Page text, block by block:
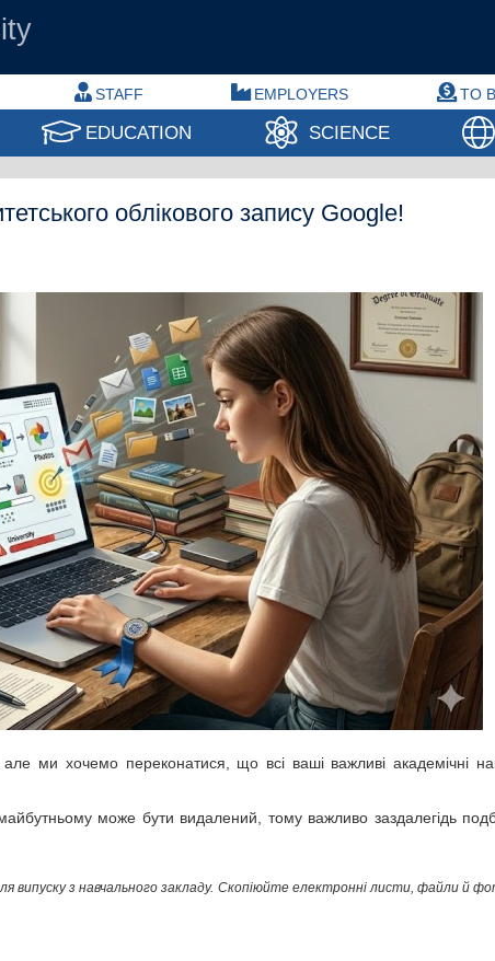
STAFF EMPLOYERS TO
EDUCATION SCIENCE
облікового запису Google!
ми хочемо переконатися, що всі ваші важливі академічні
може бути видалений, тому важливо заздалегідь
випуску з навчального закладу. Скопіюйте електронні листи, файли й